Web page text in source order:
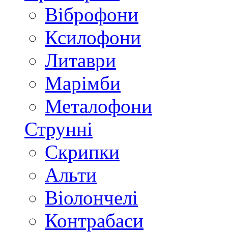
Віброфони
Ксилофони
Литаври
Марімби
Металофони
Струнні
Скрипки
Альти
Віолончелі
Контрабаси